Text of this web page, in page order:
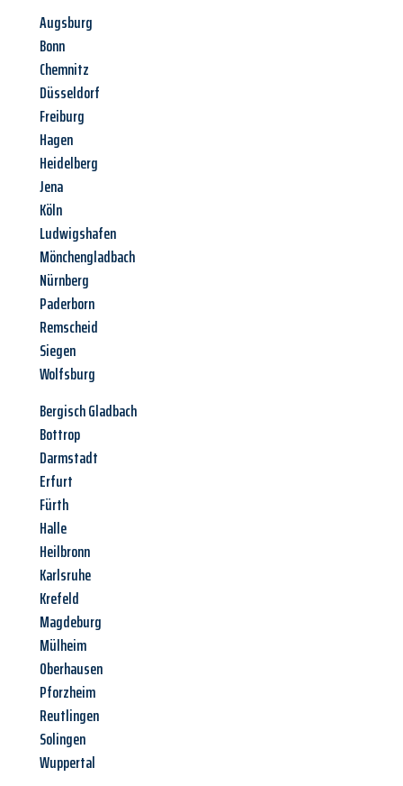
Augsburg
Bonn
Chemnitz
Düsseldorf
Freiburg
Hagen
Heidelberg
Jena
Köln
Ludwigshafen
Mönchengladbach
Nürnberg
Paderborn
Remscheid
Siegen
Wolfsburg
Bergisch Gladbach
Bottrop
Darmstadt
Erfurt
Fürth
Halle
Heilbronn
Karlsruhe
Krefeld
Magdeburg
Mülheim
Oberhausen
Pforzheim
Reutlingen
Solingen
Wuppertal